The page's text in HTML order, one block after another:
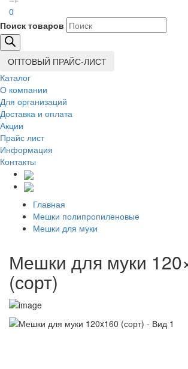
0
Поиск товаров
ОПТОВЫЙ ПРАЙС-ЛИСТ
Каталог
О компании
Для организаций
Доставка и оплата
Акции
Прайс лист
Информация
Контакты
Главная
Мешки полипропиленовые
Мешки для муки
Мешки для муки
(сорт)